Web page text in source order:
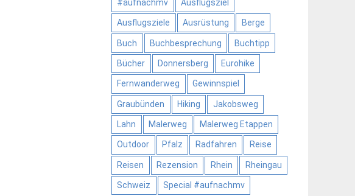
#aufnachmv Ausflugsziel
Ausflugsziele Ausrüstung Berge
Buch Buchbesprechung Buchtipp
Bücher Donnersberg Eurohike
Fernwanderweg Gewinnspiel
Graubünden Hiking Jakobsweg
Lahn Malerweg Malerweg Etappen
Outdoor Pfalz Radfahren Reise
Reisen Rezension Rhein Rheingau
Schweiz Special #aufnachmv